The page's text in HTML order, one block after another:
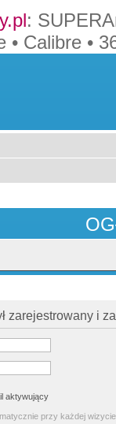
:
• Calibre •
zarejestrowany i
aktywujący
przy każdej wizycie